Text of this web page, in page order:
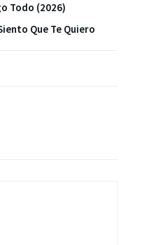
Todo (2026)
Que Te Quiero